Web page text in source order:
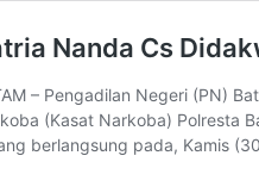
Nanda Cs
– Pengadilan Negeri (PN)
(Kasat Narkoba) Polresta
berlangsung pada, Kamis